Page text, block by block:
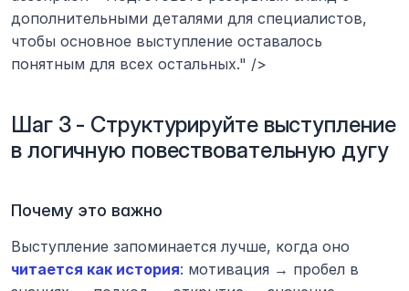
дополнительными деталями для специалистов,
чтобы основное выступление оставалось
понятным для всех остальных." />
Шаг 3 - Структурируйте выступление
в логичную повествовательную дугу
Почему это важно
читается как история: мотивация → пробел в